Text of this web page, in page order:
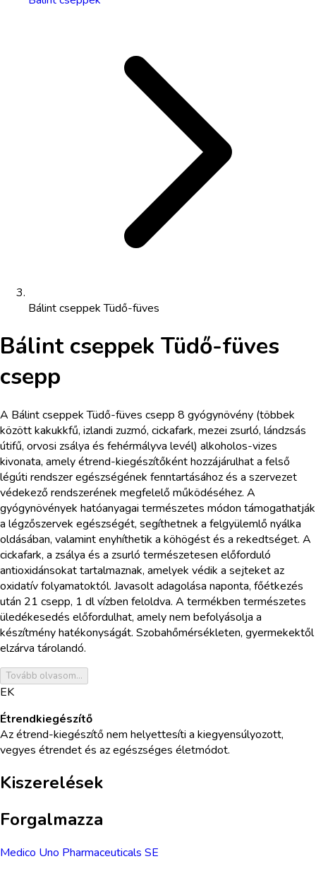
Bálint cseppek Tüdő-füves
Bálint cseppek Tüdő-füves
csepp
A Bálint cseppek Tüdő-füves csepp 8 gyógynövény (többek
között kakukkfű, izlandi zuzmó, cickafark, mezei zsurló, lándzsás
útifű, orvosi zsálya és fehérmályva levél) alkoholos-vizes
kivonata, amely étrend-kiegészítőként hozzájárulhat a felső
légúti rendszer egészségének fenntartásához és a szervezet
védekező rendszerének megfelelő működéséhez. A
gyógynövények hatóanyagai természetes módon támogathatják
a légzőszervek egészségét, segíthetnek a felgyülemlő nyálka
oldásában, valamint enyhíthetik a köhögést és a rekedtséget. A
cickafark, a zsálya és a zsurló természetesen előforduló
antioxidánsokat tartalmaznak, amelyek védik a sejteket az
oxidatív folyamatoktól. Javasolt adagolása naponta, főétkezés
után 21 csepp, 1 dl vízben feloldva. A termékben természetes
üledékesedés előfordulhat, amely nem befolyásolja a
készítmény hatékonyságát. Szobahőmérsékleten, gyermekektől
elzárva tárolandó.
Tovább olvasom...
EK
Étrendkiegészítő
Az étrend-kiegészítő nem helyettesíti a kiegyensúlyozott,
vegyes étrendet és az egészséges életmódot.
Kiszerelések
Forgalmazza
Medico Uno Pharmaceuticals SE